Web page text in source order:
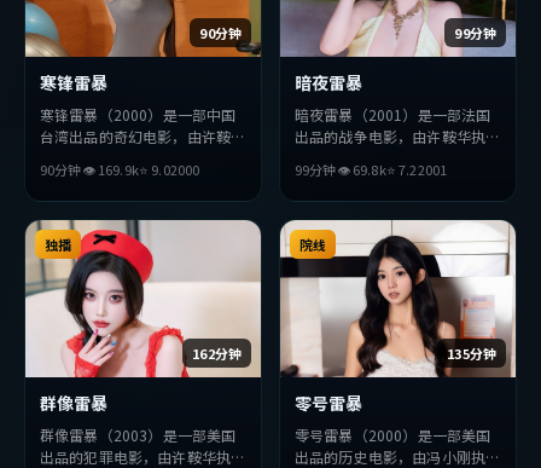
90分钟
寒锋雷暴
寒锋雷暴（2000）是一部中国
台湾出品的奇幻电影，由许鞍华
主演。影片在叙事与视听上力求
突破，探讨人性与抉择，节奏张
弛有度，适合喜欢该类型的观众
完整观看。
90分钟👁169.9k⭐ 9.02000
99分钟
暗夜雷暴
暗夜雷暴（2001）是一部法国
出品的战争电影，由许鞍华执
主演。影片在叙事与视听上力求
突破，探讨人性与抉择，节奏张
弛有度，适合喜欢该类型的观众
完整观看。
99分钟👁69.8k⭐7.22001
162分钟
独播
群像雷暴
群像雷暴（2003）是一部美国
出品的犯罪电影，由许鞍华执
135分钟
院线
零号雷暴
零号雷暴（2000）是一部美国
出品的历史电影，由冯小刚执